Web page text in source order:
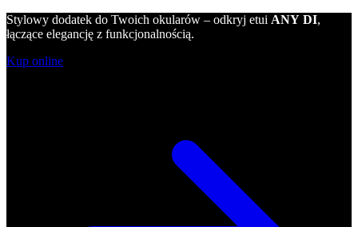
Stylowy dodatek do Twoich okularów – odkryj etui ANY DI,
łączące elegancję z funkcjonalnością.
Kup online